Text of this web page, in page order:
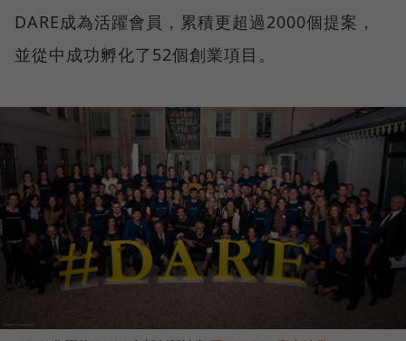
DARE成為活躍會員，累積更超過2000個提案，
並從中成功孵化了52個創業項目。